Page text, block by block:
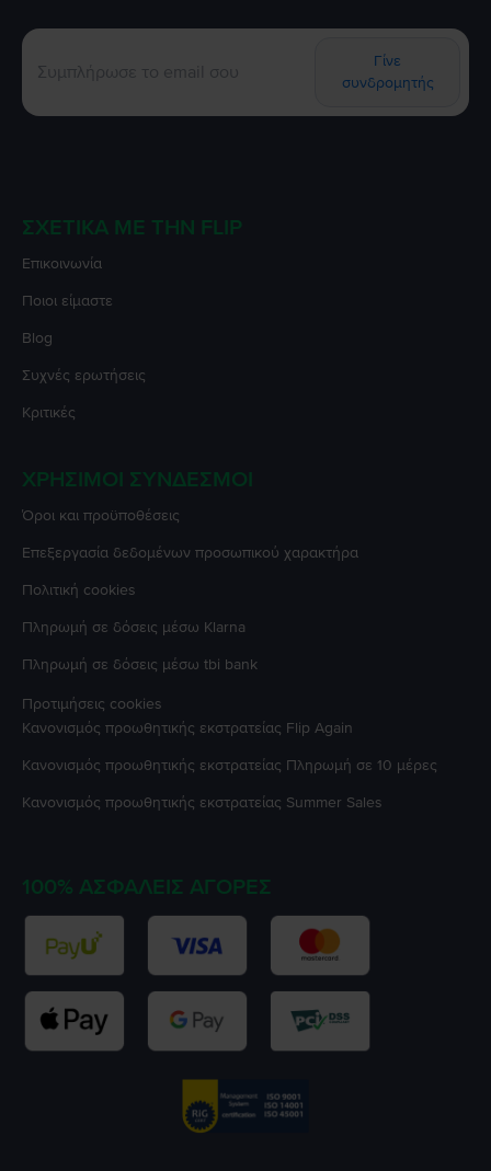
Γίνε
συνδρομητής
ΣΧΕΤΙΚΆ ΜΕ ΤΗΝ FLIP
Επικοινωνία
Ποιοι είμαστε
Blog
Συχνές ερωτήσεις
Κριτικές
ΧΡΉΣΙΜΟΙ ΣΎΝΔΕΣΜΟΙ
Όροι και προϋποθέσεις
Επεξεργασία δεδομένων προσωπικού χαρακτήρα
Πολιτική cookies
Πληρωμή σε δόσεις μέσω Klarna
Πληρωμή σε δόσεις μέσω tbi bank
Προτιμήσεις cookies
Κανονισμός προωθητικής εκστρατείας Flip Again
Κανονισμός προωθητικής εκστρατείας Πληρωμή σε 10 μέρες
Κανονισμός προωθητικής εκστρατείας Summer Sales
100% ΑΣΦΑΛΕΊΣ ΑΓΟΡΈΣ